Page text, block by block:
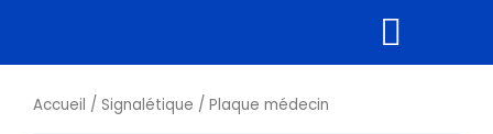
Accueil / Signalétique / Plaque médecin